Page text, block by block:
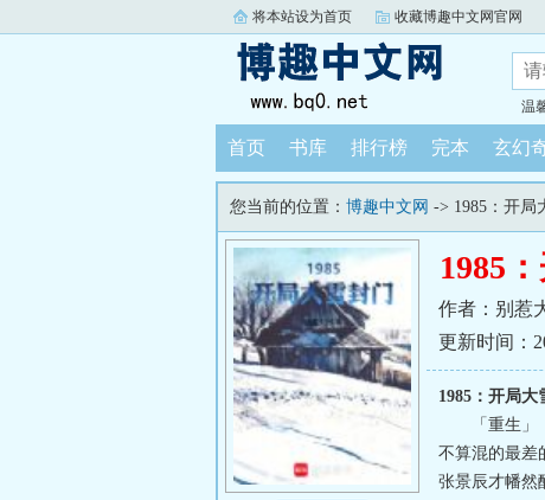
将本站设为首页 收藏博趣中文网官网
温
首页 书库 排行榜 完本 玄幻
您当前的位置： 博趣中文网 -> 1985：开局
1985
作者：别惹
更新时间：
1985：开局大
「重生
不算混的最差
张景辰才幡然